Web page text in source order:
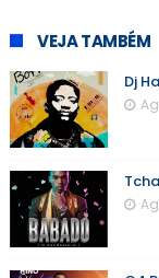
VEJA TAMBÉM
Dj